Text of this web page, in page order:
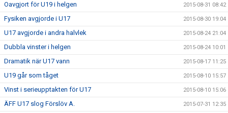
Oavgjort för U19 i helgen 2015-08-31 08:42
Fysiken avgjorde i U17 2015-08-30 19:04
U17 avgjorde i andra halvlek 2015-08-24 21:04
Dubbla vinster i helgen 2015-08-24 10:01
Dramatik när U17 vann 2015-08-17 11:25
U19 går som tåget 2015-08-10 15:57
Vinst i serieupptakten för U17 2015-08-10 15:06
ÄFF U17 slog Förslöv A. 2015-07-31 12:35